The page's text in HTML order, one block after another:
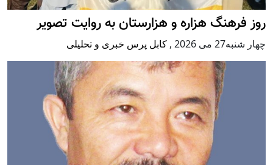
روز فرهنگ هزاره و هزارستان به روایت تصویر
چهار شنبه27 می 2026 , کابل پرس خبری و تحلیلی